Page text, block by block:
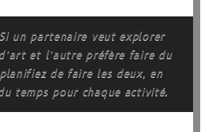
un partenaire veut explorer
et l’autre préfère faire du
de faire les deux, en
temps pour chaque activité.